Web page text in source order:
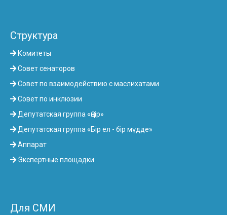
Структура
Комитеты
Совет сенаторов
Совет по взаимодействию с маслихатами
Совет по инклюзии
Депутатская группа «Өңір»
Депутатская группа «Бір ел - бір мүдде»
Аппарат
Экспертные площадки
Для СМИ